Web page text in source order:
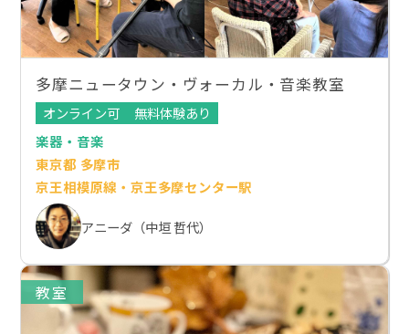
多摩ニュータウン・ヴォーカル・音楽教室
オンライン可
無料体験あり
楽器・音楽
東京都 多摩市
京王相模原線・京王多摩センター駅
アニーダ（中垣 哲代）
教室